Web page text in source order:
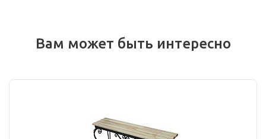
Вам может быть интересно